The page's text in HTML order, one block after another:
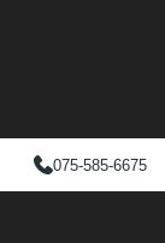
075-585-6675